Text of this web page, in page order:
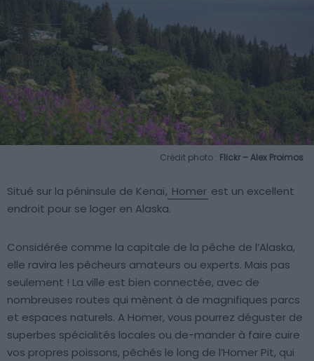
Crédit photo : Flickr – Alex Proimos
Situé sur la péninsule de Kenaï, Homer est un excellent
endroit pour se loger en Alaska.
Considérée comme la capitale de la pêche de l’Alaska,
elle ravira les pêcheurs amateurs ou experts. Mais pas
seulement ! La ville est bien connectée, avec de
nombreuses routes qui mènent à de magnifiques parcs
et espaces naturels. A Homer, vous pourrez déguster de
superbes spécialités locales ou de-mander à faire cuire
vos propres poissons, pêchés le long de l’Homer Pit, qui